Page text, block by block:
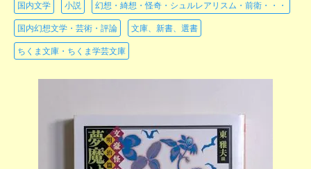
国内文学 小説 幻想・綺想・怪奇・シュルレアリスム・前衛・・・
国内幻想文学・芸術・評論 文庫、新書、選書
ちくま文庫・ちくま学芸文庫